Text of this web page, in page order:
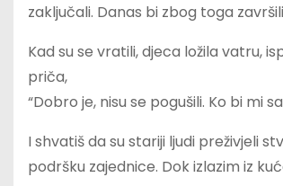
zaključali. Danas bi zbog toga
Kad su se vratili, djeca ložila vatru,
priča,
“Dobro je, nisu se pogušili. Ko bi mi
I shvatiš da su stariji ljudi preživjeli
podršku zajednice. Dok izlazim iz